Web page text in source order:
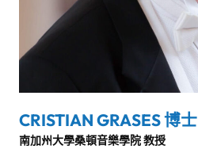
CRISTIAN GRASES 博士
南加州大學桑頓音樂學院 教授